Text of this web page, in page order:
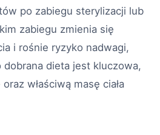
po zabiegu sterylizacji lub
zabiegu zmienia się
i rośnie ryzyko nadwagi,
dieta jest kluczowa,
właściwą masę ciała